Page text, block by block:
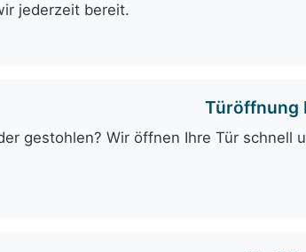
jederzeit bereit.
Türöffnung
gestohlen? Wir öffnen Ihre Tür